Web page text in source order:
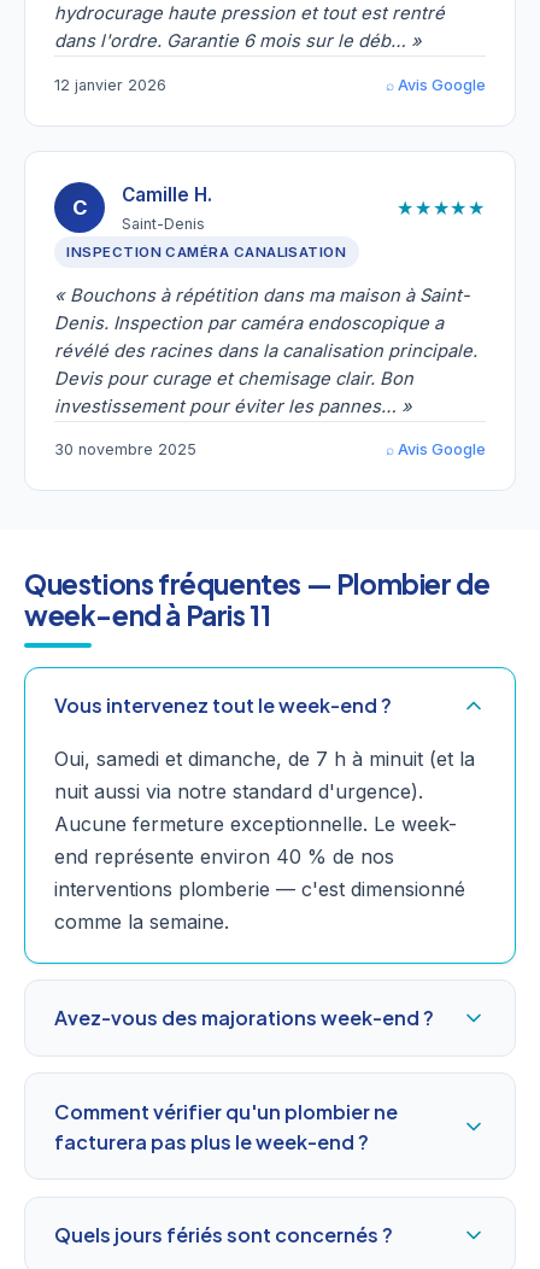
hydrocurage haute pression et tout est rentré
dans l'ordre. Garantie 6 mois sur le déb… »
12 janvier 2026 ⌕ Avis Google
C
Camille H.
Saint-Denis
★★★★★
INSPECTION CAMÉRA CANALISATION
« Bouchons à répétition dans ma maison à Saint-
Denis. Inspection par caméra endoscopique a
révélé des racines dans la canalisation principale.
Devis pour curage et chemisage clair. Bon
investissement pour éviter les pannes… »
30 novembre 2025 ⌕ Avis Google
Questions fréquentes — Plombier de
week-end à Paris 11
Vous intervenez tout le week-end ?
Oui, samedi et dimanche, de 7 h à minuit (et la
nuit aussi via notre standard d'urgence).
Aucune fermeture exceptionnelle. Le week-
end représente environ 40 % de nos
interventions plomberie — c'est dimensionné
comme la semaine.
Avez-vous des majorations week-end ?
Comment vérifier qu'un plombier ne
facturera pas plus le week-end ?
Quels jours fériés sont concernés ?